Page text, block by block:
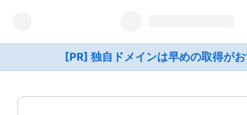
[PR] 独自ドメインは早めの取得がお